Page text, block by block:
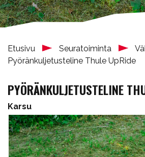
Etusivu Seuratoiminta
Pyöränkuljetusteline Thule UpRide
PYÖRÄNKULJETUSTELINE
Karsu